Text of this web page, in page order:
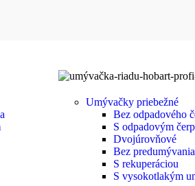
Umývačky priebežné
Bez odpadového
S odpadovým
Dvojúrovňové
Bez predumývania
S rekuperáciou
S vysokotlakým